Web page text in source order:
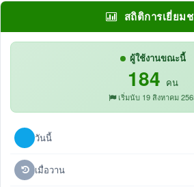
สถิติการเยี่ยม
ผู้ใช้งานขณะนี้
184 คน
เริ่มนับ 19 สิงหาคม
วันนี้
เมื่อวาน